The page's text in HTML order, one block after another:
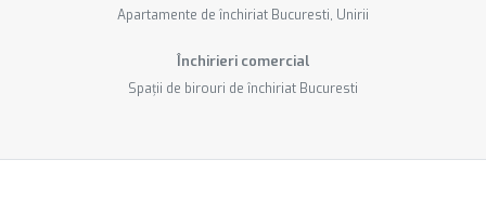
Apartamente de închiriat Bucuresti, Unirii
Închirieri comercial
Spații de birouri de închiriat Bucuresti